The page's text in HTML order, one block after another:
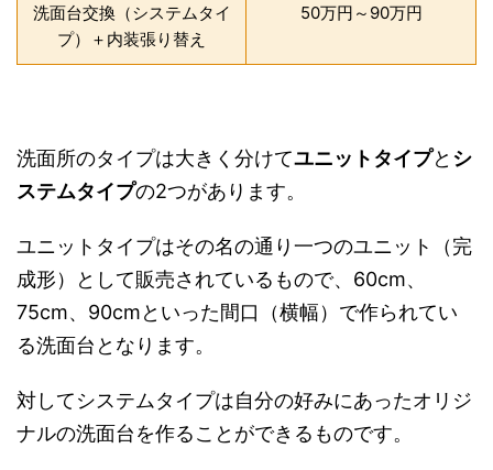
洗面台交換（システムタイ
プ）＋内装張り替え
50万円～90万円
洗面所のタイプは大きく分けてユニットタイプと シ
ステムタイプの2つがあります。
ユニットタイプはその名の通り一つのユニット（完
成形）として販売されているもので、60cm、
75cm、90cmといった間口（横幅）で作られてい
る洗面台となります。
対してシステムタイプは自分の好みにあったオリジ
ナルの洗面台を作ることができるものです。